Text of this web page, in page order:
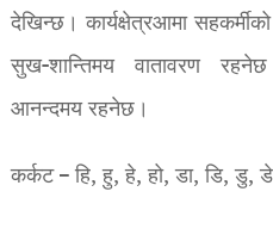
देखिन्छ। कार्यक्षेत्रआमा
सुख-शान्तिमय वातावरण
आनन्दमय रहनेछ।
कर्कट – हि, हु, हे, हो, डा, डि, डु,